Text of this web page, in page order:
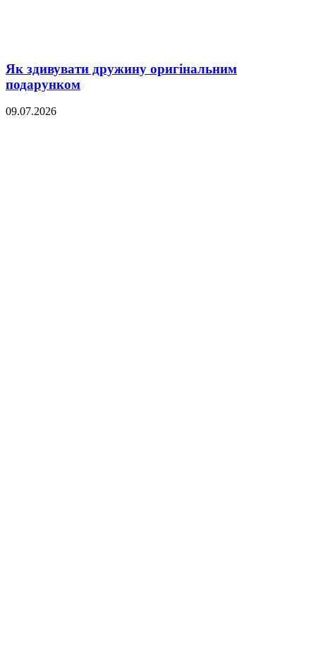
Як здивувати дружину оригінальним
подарунком
09.07.2026